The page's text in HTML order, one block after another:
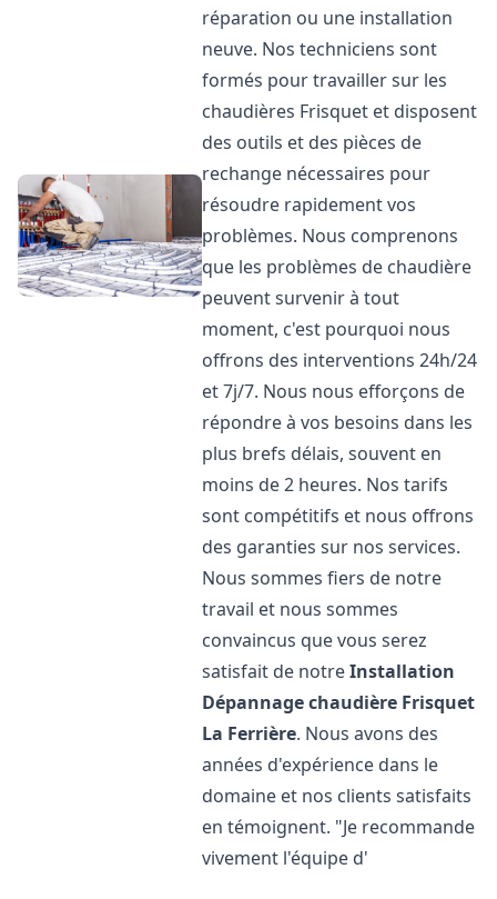
réparation ou une installation
neuve. Nos techniciens sont
formés pour travailler sur les
chaudières Frisquet et disposent
des outils et des pièces de
rechange nécessaires pour
résoudre rapidement vos
problèmes. Nous comprenons
que les problèmes de chaudière
peuvent survenir à tout
moment, c'est pourquoi nous
offrons des interventions 24h/24
et 7j/7. Nous nous efforçons de
répondre à vos besoins dans les
plus brefs délais, souvent en
moins de 2 heures. Nos tarifs
sont compétitifs et nous offrons
des garanties sur nos services.
Nous sommes fiers de notre
travail et nous sommes
convaincus que vous serez
satisfait de notreInstallation
Dépannage chaudière Frisquet
La Ferrière. Nous avons des
années d'expérience dans le
domaine et nos clients satisfaits
en témoignent. "Je recommande
vivement l'équipe d'